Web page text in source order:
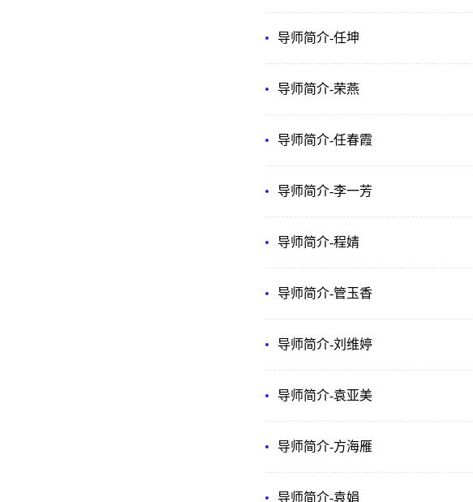
导师简介-任坤
导师简介-荣燕
导师简介-任春霞
导师简介-李一芳
导师简介-程婧
导师简介-管玉香
导师简介-刘维婷
导师简介-袁亚美
导师简介-方海雁
导师简介-袁娟